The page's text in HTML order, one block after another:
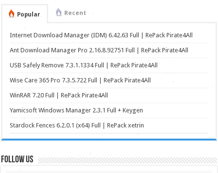
Popular Recent
Internet Download Manager (IDM) 6.42.63 Full | RePack Pirate4All
Ant Download Manager Pro 2.16.8.92751 Full | RePack Pirate4All
USB Safely Remove 7.3.1.1334 Full | RePack Pirate4All
Wise Care 365 Pro 7.3.5.722 Full | RePack Pirate4All
WinRAR 7.20 Full | RePack Pirate4All
Yamicsoft Windows Manager 2.3.1 Full + Keygen
Stardock Fences 6.2.0.1 (x64) Full | RePack xetrin
FOLLOW US